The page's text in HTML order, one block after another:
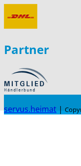
Partner
servus.heimat |